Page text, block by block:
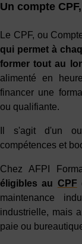
Un compte
Le CPF, ou
qui permet à
former tout au
alimenté en
financer une
ou qualifiante.
Il s'agit d'un
compétences et
Chez AFPI
éligibles au CPF
maintenance
industrielle, mais
paie ou